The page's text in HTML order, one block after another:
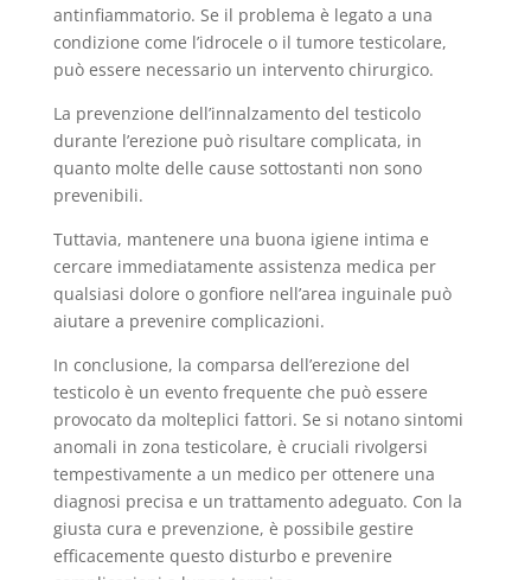
antinfiammatorio. Se il problema è legato a una
condizione come l’idrocele o il tumore testicolare,
può essere necessario un intervento chirurgico.
La prevenzione dell’innalzamento del testicolo
durante l’erezione può risultare complicata, in
quanto molte delle cause sottostanti non sono
prevenibili.
Tuttavia, mantenere una buona igiene intima e
cercare immediatamente assistenza medica per
qualsiasi dolore o gonfiore nell’area inguinale può
aiutare a prevenire complicazioni.
In conclusione, la comparsa dell’erezione del
testicolo è un evento frequente che può essere
provocato da molteplici fattori. Se si notano sintomi
anomali in zona testicolare, è cruciali rivolgersi
tempestivamente a un medico per ottenere una
diagnosi precisa e un trattamento adeguato. Con la
giusta cura e prevenzione, è possibile gestire
efficacemente questo disturbo e prevenire